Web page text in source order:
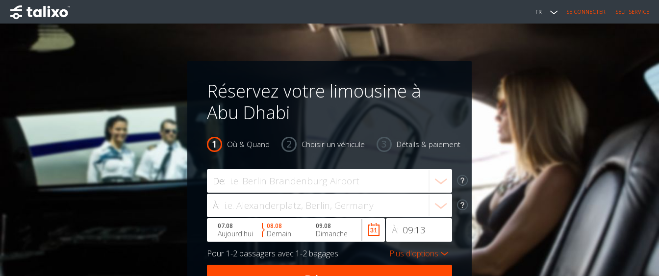
FR SE CONNECTER SELF SERVICE
Réservez votre limousine à
Abu Dhabi
Où & Quand Choisir un véhicule Détails & paiement
De:
À:
À:
07.08
Aujourd'hui
08.08
Demain
09.08
Dimanche
Pour 1-2 passagers avec 1-2 bagages Plus d'options